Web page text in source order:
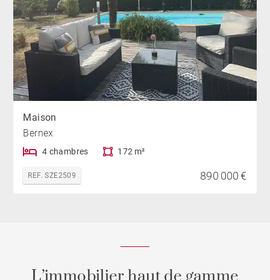
Maison
Bernex
4 chambres 172 m²
REF. SZE2509 890 000 €